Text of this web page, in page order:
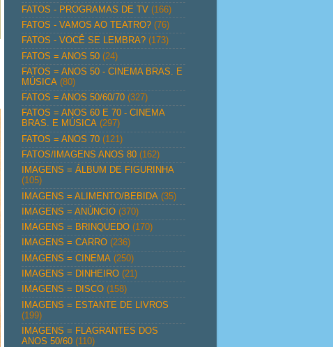
FATOS - PROGRAMAS DE TV (166)
FATOS - VAMOS AO TEATRO? (76)
FATOS - VOCÊ SE LEMBRA? (173)
FATOS = ANOS 50 (24)
FATOS = ANOS 50 - CINEMA BRAS. E
MÚSICA (80)
FATOS = ANOS 50/60/70 (327)
FATOS = ANOS 60 E 70 - CINEMA
BRAS. E MÚSICA (297)
FATOS = ANOS 70 (121)
FATOS/IMAGENS ANOS 80 (162)
IMAGENS = ÁLBUM DE FIGURINHA
(105)
IMAGENS = ALIMENTO/BEBIDA (35)
IMAGENS = ANÚNCIO (370)
IMAGENS = BRINQUEDO (170)
IMAGENS = CARRO (236)
IMAGENS = CINEMA (250)
IMAGENS = DINHEIRO (21)
IMAGENS = DISCO (158)
IMAGENS = ESTANTE DE LIVROS
(199)
IMAGENS = FLAGRANTES DOS
ANOS 50/60 (110)